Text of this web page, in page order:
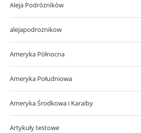
Aleja Podróżników
alejapodroznikow
Ameryka Północna
Ameryka Południowa
Ameryka Środkowa i Karaiby
Artykuły testowe